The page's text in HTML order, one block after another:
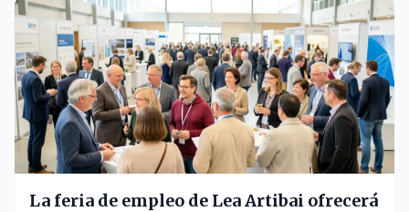
La feria de empleo de Lea Artibai ofrecerá